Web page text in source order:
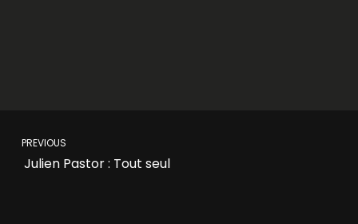
PREVIOUS
Julien Pastor : Tout seul